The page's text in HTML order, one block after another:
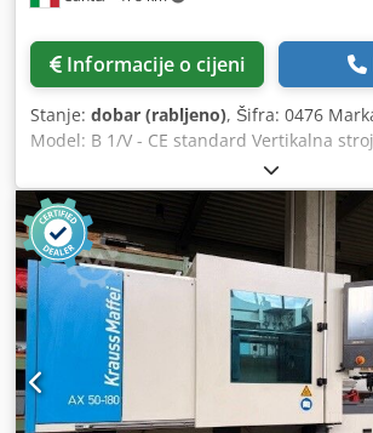
Informacije o cijeni
Stanje: dobar (rabljeno), Šifra: 0476
Model: B 1/V - CE standard Vertikalna
izradu utora i žljebova u drvenim
elementima, vratima, gredama i drugim
standard Tehnički podaci: Vertikalni hod
hod 260 mm Poprečni hod 70 mm Snaga
Maksimalna radna visina masivnog
mm Minimalna/maksimalna radna visina
okvira prozora ili vrata 740/1030 mm
470 mm Cedpszqzhbofx Ag Ujrf Nagib +/-
stezanje obratka Promjer usisnog
Stlačeni zrak 6 bara Ukupne dimenzije
1750 (v) Težina kg 440